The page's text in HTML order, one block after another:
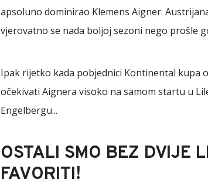
apsoluno dominirao Klemens Aigner.
vjerovatno se nada boljoj sezoni nego prošle
Ipak rijetko kada pobjednici Kontinental kupa
očekivati Aignera visoko na samom startu u
Engelbergu...
OSTALI SMO BEZ DVIJE
FAVORITI!